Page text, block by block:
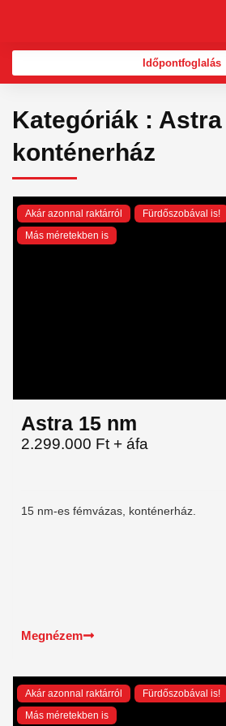
Időpontfoglalás
Kategóriák : Astra
konténerház
Akár azonnal raktárról Fürdőszobával is!
Más méretekben is
Astra 15 nm
2.299.000 Ft + áfa
15 nm-es fémvázas, konténerház.
Megnézem
Akár azonnal raktárról Fürdőszobával is!
Más méretekben is